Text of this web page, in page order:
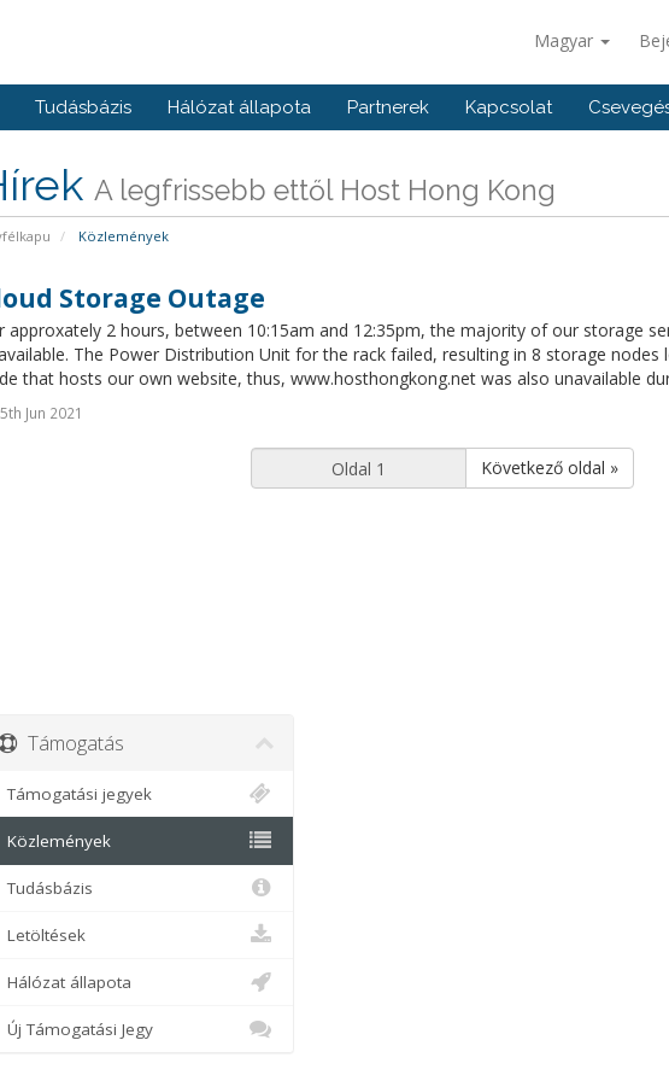
Magyar
Tudásbázis Hálózat állapota Partnerek Kapcsolat
A legfrissebb ettől Host Hong Kong
Közlemények
Storage Outage
approxately 2 hours, between 10:15am and 12:35pm, the majority of our storage
The Power Distribution Unit for the rack failed, resulting in 8 storage nodes
that hosts our own website, thus, www.hosthongkong.net was also unavailable
5th Jun 2021
Következő oldal »
Támogatás
Támogatási jegyek
Közlemények
Tudásbázis
Letöltések
Hálózat állapota
Új Támogatási Jegy